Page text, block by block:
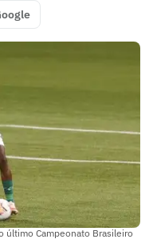
último Campeonato Brasileiro